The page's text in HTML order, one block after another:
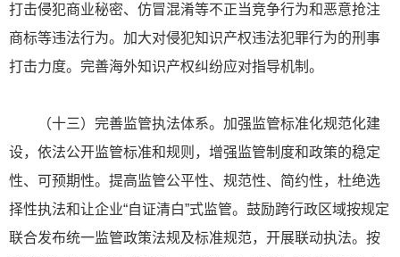
打击侵犯商业秘密、仿冒混淆等不正当竞争行为和恶意抢注
商标等违法行为。加大对侵犯知识产权违法犯罪行为的刑事
打击力度。完善海外知识产权纠纷应对指导机制。
（十三）完善监管执法体系。加强监管标准化规范化建
设，依法公开监管标准和规则，增强监管制度和政策的稳定
性、可预期性。提高监管公平性、规范性、简约性，杜绝选
择性执法和让企业“自证清白”式监管。鼓励跨行政区域按规定
联合发布统一监管政策法规及标准规范，开展联动执法。按